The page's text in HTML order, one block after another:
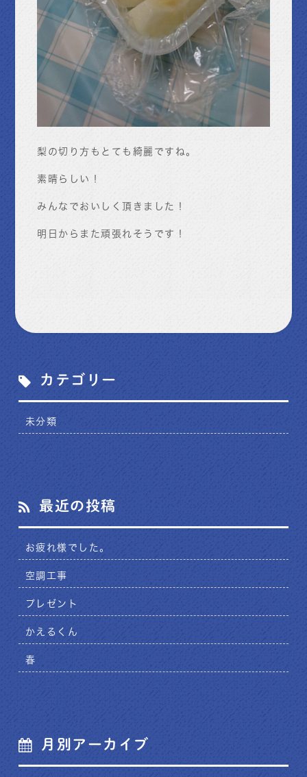
梨の切り方もとても綺麗ですね。
素晴らしい！
みんなでおいしく頂きました！
明日からまた頑張れそうです！
カテゴリー
未分類
最近の投稿
お疲れ様でした。
空調工事
プレゼント
かえるくん
春
月別アーカイブ